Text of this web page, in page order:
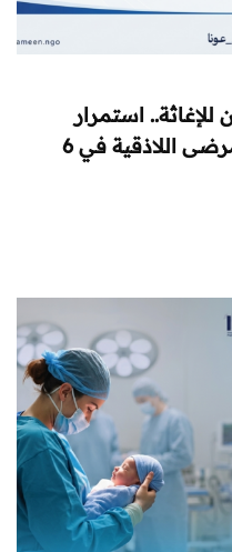
استمرار
تأمين أدوية غسيل الكلى لمرضى اللاذقية في 6